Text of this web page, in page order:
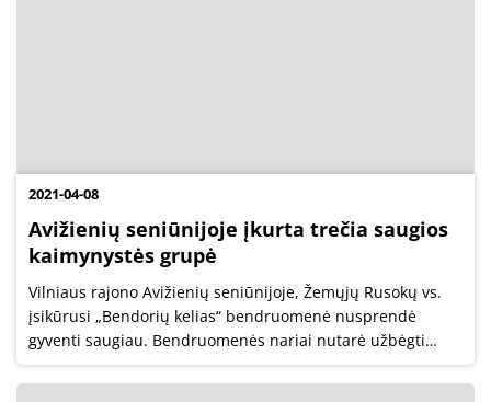
2021-04-08
Avižienių seniūnijoje įkurta trečia saugios
kaimynystės grupė
Vilniaus rajono Avižienių seniūnijoje, Žemųjų Rusokų vs.
įsikūrusi „Bendorių kelias“ bendruomenė nusprendė
gyventi saugiau. Bendruomenės nariai nutarė užbėgti
galimoms nelaimėms ir nusikaltimams už akių ir susiburti
į saugios kaimynystės grupę....